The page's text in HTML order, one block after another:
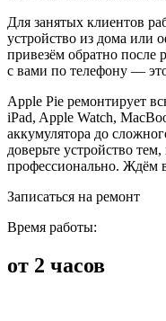
Для занятых клиентов
устройство из дома или
привезём обратно после
с вами по телефону —
Apple Pie ремонтирует
iPad, Apple Watch,
аккумулятора до
доверьте устройство
профессионально. Ждём
Записаться на ремонт
Время работы:
от 2 часов